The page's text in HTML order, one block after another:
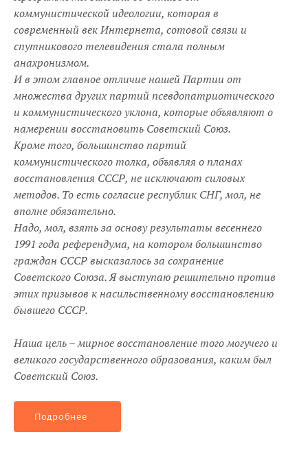
коммунистической идеологии, которая в
современный век Интернета, сотовой связи и
спутникового телевидения стала полным
анахронизмом.
И в этом главное отличие нашей Партии от
множества других партий псевдопатриотического
и коммунистического уклона, которые объявляют о
намерении восстановить Советский Союз.
Кроме того, большинство партий
коммунистического толка, объявляя о планах
восстановления СССР, не исключают силовых
методов. То есть согласие республик СНГ, мол, не
вполне обязательно.
Надо, мол, взять за основу результаты весеннего
1991 года референдума, на котором большинство
граждан СССР высказалось за сохранение
Советского Союза. Я выступаю решительно против
этих призывов к насильственному восстановлению
бывшего СССР.
Наша цель – мирное восстановление того могучего и
великого государственного образования, каким был
Советский Союз.
Подробнее